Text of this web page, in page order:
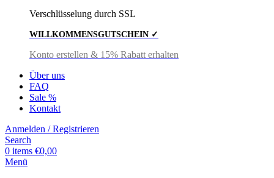
Verschlüsselung durch SSL
WILLKOMMENSGUTSCHEIN ✓
Konto erstellen & 15% Rabatt erhalten
Über uns
FAQ
Sale %
Kontakt
Anmelden / Registrieren
Search
0 items €0,00
Menü